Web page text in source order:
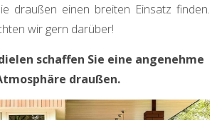
draußen einen breiten Einsatz finden.
wir gern darüber!
schaffen Sie eine angenehme
draußen.